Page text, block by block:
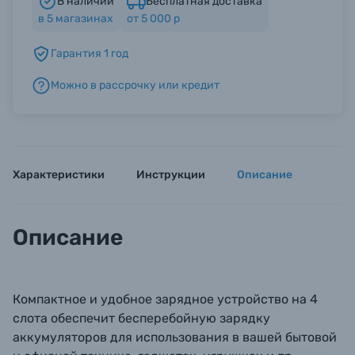
Б/У фототехника (Комиссионные товары)
Уценённые товары
в 5 магазинах
от 5 000 р
Гарантия 1 год
Можно в рассрочку или кредит
Характеристики Инструкции Описание
Описание
Компактное и удобное зарядное устройство на 4
слота обеспечит бесперебойную зарядку
аккумуляторов для использования в вашей бытовой